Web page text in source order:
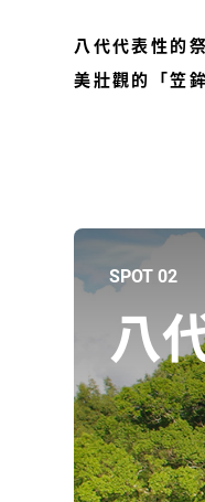
八代代表性的
美壯觀的「笠
SPOT 02
八